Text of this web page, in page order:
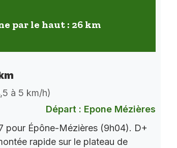
par le haut : 26 km
à 5 km/h)
Départ : Epone Mézières
pour Épône-Mézières (9h04). D+
rapide sur le plateau de